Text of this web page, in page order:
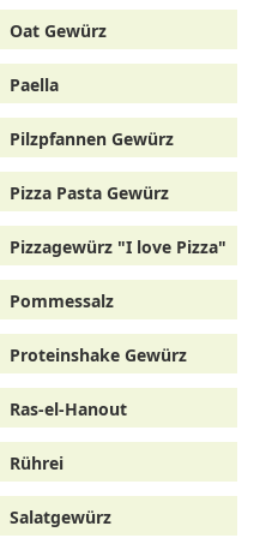
Oat Gewürz
Paella
Pilzpfannen Gewürz
Pizza Pasta Gewürz
Pizzagewürz "I love Pizza"
Pommessalz
Proteinshake Gewürz
Ras-el-Hanout
Rührei
Salatgewürz